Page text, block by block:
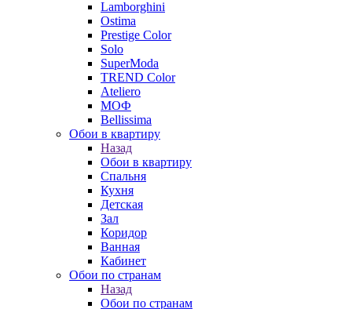
Lamborghini
Ostima
Prestige Color
Solo
SuperModa
TREND Color
Ateliero
МОФ
Bellissima
Обои в квартиру
Назад
Обои в квартиру
Спальня
Кухня
Детская
Зал
Коридор
Ванная
Кабинет
Обои по странам
Назад
Обои по странам